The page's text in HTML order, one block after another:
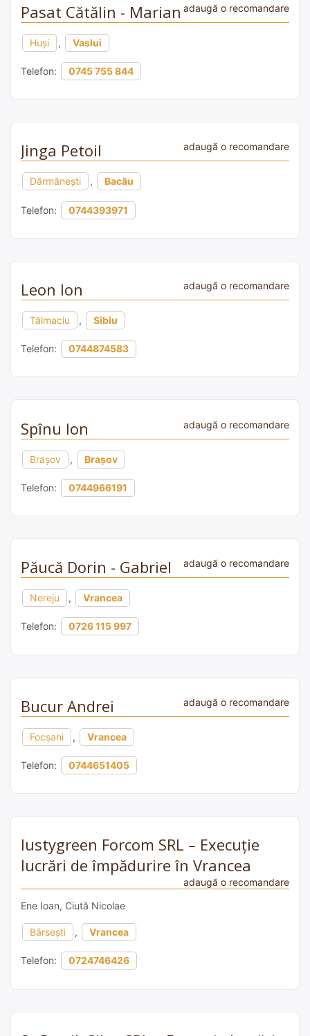
Pasat Cătălin - Marian adaugă o recomandare
Huși , Vaslui
Telefon: 0745 755 844
Jinga Petoil adaugă o recomandare
Dărmăneşti , Bacău
Telefon: 0744393971
Leon Ion adaugă o recomandare
Tălmaciu , Sibiu
Telefon: 0744874583
Spînu Ion adaugă o recomandare
Brașov , Brașov
Telefon: 0744966191
Păucă Dorin - Gabriel adaugă o recomandare
Nereju , Vrancea
Telefon: 0726 115 997
Bucur Andrei adaugă o recomandare
Focșani , Vrancea
Telefon: 0744651405
Iustygreen Forcom SRL – Execuție
lucrări de împădurire în Vrancea
adaugă o recomandare
Ene Ioan, Ciută Nicolae
Bârsești , Vrancea
Telefon: 0724746426